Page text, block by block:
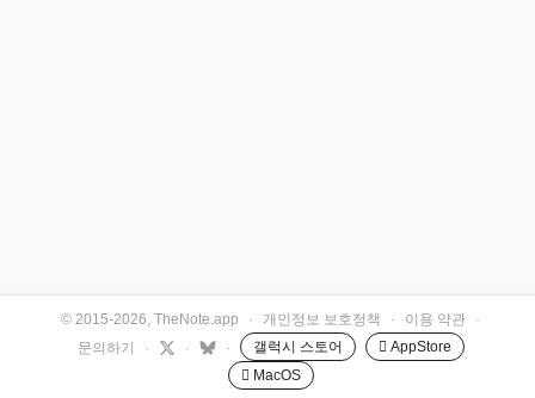
© 2015-2026, TheNote.app · 개인정보 보호정책 · 이용 약관
·
문의하기
· · · 갤럭시 스토어
 AppStore
 MacOS